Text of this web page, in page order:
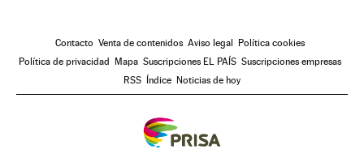
Contacto Venta de contenidos Aviso legal
Política cookies
Política de privacidad
Mapa Suscripciones EL PAÍS Suscripciones empresas
RSS
Índice Noticias de hoy